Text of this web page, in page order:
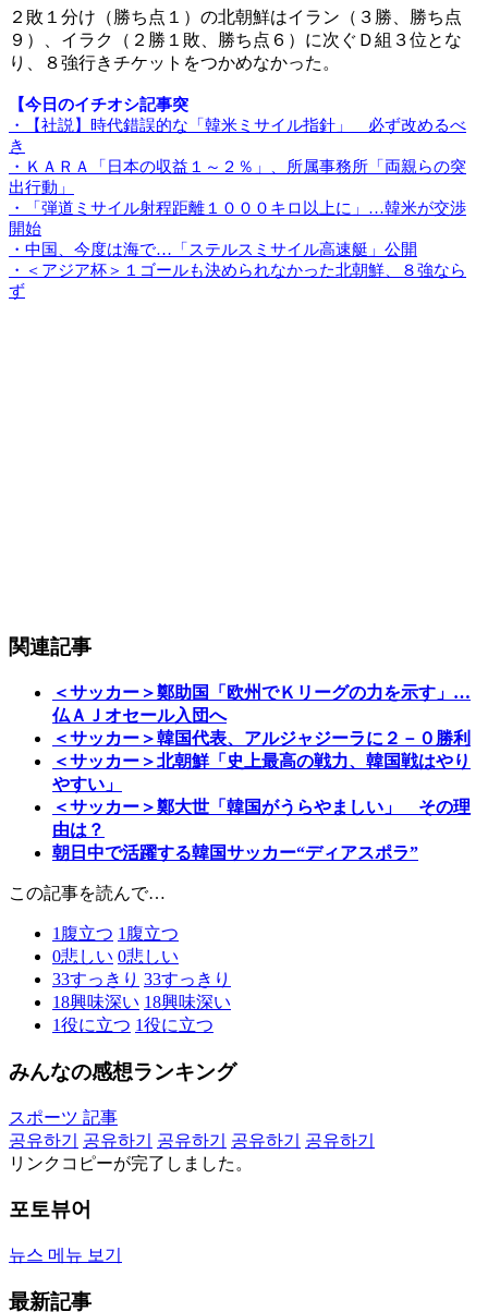
２敗１分け（勝ち点１）の北朝鮮はイラン（３勝、勝ち点
９）、イラク（２勝１敗、勝ち点６）に次ぐＤ組３位とな
り、８強行きチケットをつかめなかった。
【今日のイチオシ記事突
・【社説】時代錯誤的な「韓米ミサイル指針」 必ず改めるべ
き
・ＫＡＲＡ「日本の収益１～２％」、所属事務所「両親らの突
出行動」
・「弾道ミサイル射程距離１０００キロ以上に」…韓米が交渉
開始
・中国、今度は海で…「ステルスミサイル高速艇」公開
・＜アジア杯＞１ゴールも決められなかった北朝鮮、８強なら
ず
関連記事
＜サッカー＞鄭助国「欧州でＫリーグの力を示す」…
仏ＡＪオセール入団へ
＜サッカー＞韓国代表、アルジャジーラに２－０勝利
＜サッカー＞北朝鮮「史上最高の戦力、韓国戦はやり
やすい」
＜サッカー＞鄭大世「韓国がうらやましい」 その理
由は？
朝日中で活躍する韓国サッカー“ディアスポラ”
この記事を読んで…
1 腹立つ 1 腹立つ
0悲しい 0悲しい
33すっきり 33すっきり
18興味深い 18興味深い
1役に立つ 1役に立つ
みんなの感想ランキング
スポーツ 記事
공유하기
공유하기 공유하기 공유하기
공유하기
リンクコピーが完了しました。
포토뷰어
뉴스 메뉴 보기
最新記事